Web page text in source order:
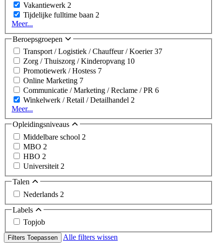
Vakantiewerk 2
Tijdelijke fulltime baan 2
Meer...
Beroepsgroepen
Transport / Logistiek / Chauffeur / Koerier37
Zorg / Thuiszorg / Kinderopvang 10
Promotiewerk / Hostess 7
Online Marketing 7
Communicatie / Marketing / Reclame / PR 6
Winkelwerk / Retail / Detailhandel 2
Meer...
Opleidingsniveaus
Middelbare school 2
MBO 2
HBO 2
Universiteit 2
Talen
Nederlands 2
Labels
Topjob
Filters Toepassen Alle filters wissen